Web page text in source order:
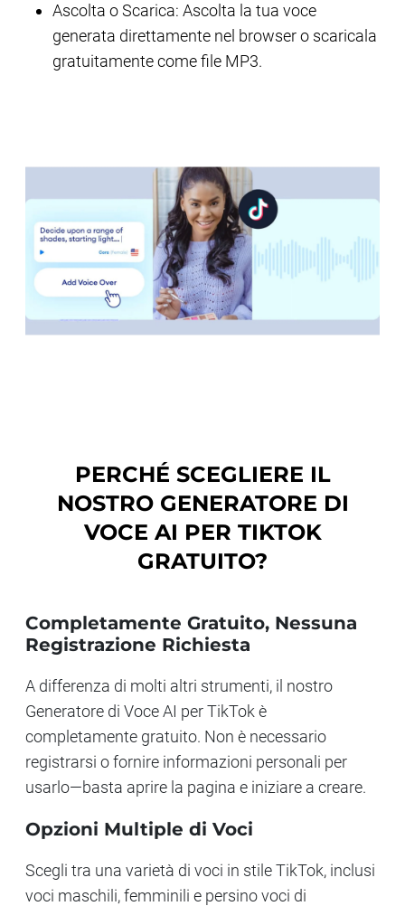
Ascolta o Scarica: Ascolta la tua voce
generata direttamente nel browser o scaricala
gratuitamente come file MP3.
PERCHÉ SCEGLIERE IL
NOSTRO GENERATORE DI
VOCE AI PER TIKTOK
GRATUITO?
Completamente Gratuito, Nessuna
Registrazione Richiesta
A differenza di molti altri strumenti, il nostro
Generatore di Voce AI per TikTok è
completamente gratuito. Non è necessario
registrarsi o fornire informazioni personali per
usarlo—basta aprire la pagina e iniziare a creare.
Opzioni Multiple di Voci
Scegli tra una varietà di voci in stile TikTok, inclusi
voci maschili, femminili e persino voci di